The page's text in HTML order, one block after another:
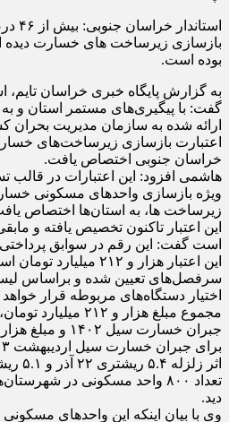
بازسازی زیرساخت های خسارت دیده
بوده است.
به گزارش پایگاه خبری خراسان تایم،
گفت: با پیگیری‌های مستمر استان و
اعتبارت بازسازی زیرساخت‌های
خراسان جنوبی اختصاص یافت.
هاشمی افزود: این اعتبارات در
ویژه بازسازی واحد‌های مسکونی
این اعتبار تاکنون تخصیص یافته و
است گفت: این رقم در سوابق
این اعتبار هزار و ۲۱۲
سرفصل‌های تعیین شده و براساس
اختیار دستگاه‌های مربوطه قرار
تعداد ۸۰۰ واحد مسکونی در
دید.